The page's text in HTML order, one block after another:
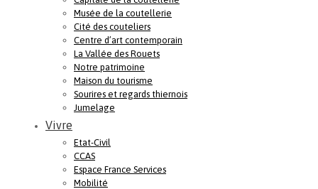
Musée de la coutellerie
Cité des couteliers
Centre d’art contemporain
La Vallée des Rouets
Notre patrimoine
Maison du tourisme
Sourires et regards thiernois
Jumelage
Vivre
Etat-Civil
CCAS
Espace France Services
Mobilité